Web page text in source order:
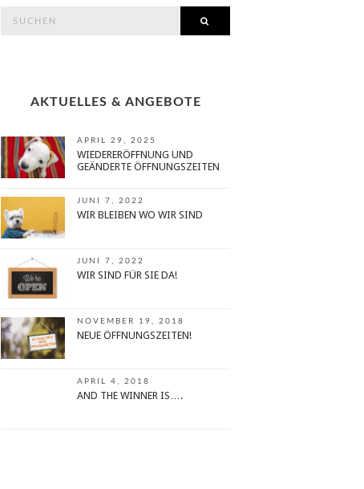
AKTUELLES & ANGEBOTE
APRIL 29, 2025
WIEDERERÖFFNUNG UND
GEÄNDERTE ÖFFNUNGSZEITEN
JUNI 7, 2022
WIR BLEIBEN WO WIR SIND
JUNI 7, 2022
WIR SIND FÜR SIE DA!
NOVEMBER 19, 2018
NEUE ÖFFNUNGSZEITEN!
APRIL 4, 2018
AND THE WINNER IS….